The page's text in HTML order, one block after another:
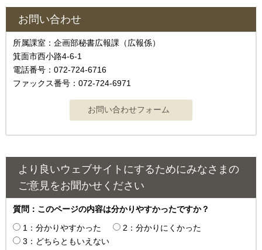
お問い合わせ
所属課室：企画部秘書広報課（広報係）
箕面市西小路4‐6‐1
電話番号：072-724-6716
ファックス番号：072-724-6971
より良いウェブサイトにするためにみなさまの
ご意見をお聞かせください
質問：このページの内容は分かりやすかったですか？
1：分かりやすかった
2：分かりにくかった
3：どちらともいえない